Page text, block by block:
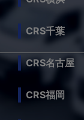
CRS千葉
CRS名古屋
CRS福岡